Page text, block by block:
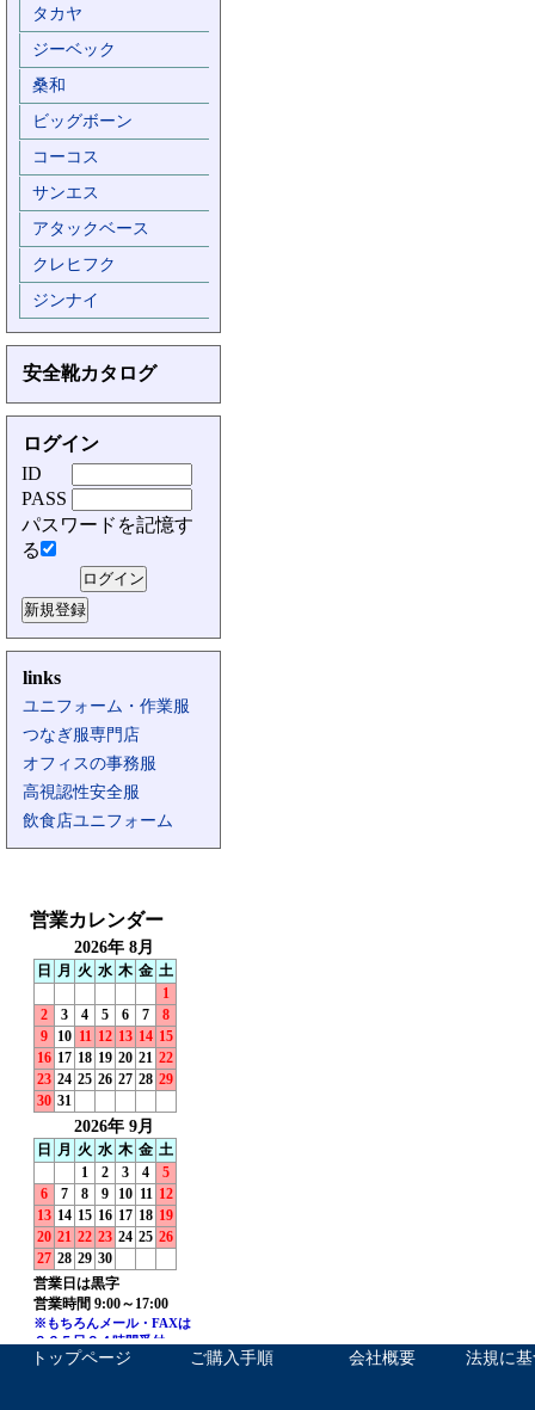
タカヤ
ジーベック
桑和
ビッグボーン
コーコス
サンエス
アタックベース
クレヒフク
ジンナイ
安全靴カタログ
ログイン
ID
PASS
パスワードを記憶す
る
links
ユニフォーム・作業服
つなぎ服専門店
オフィスの事務服
高視認性安全服
飲食店ユニフォーム
トップページ ご購入手順 会社概要 法規に